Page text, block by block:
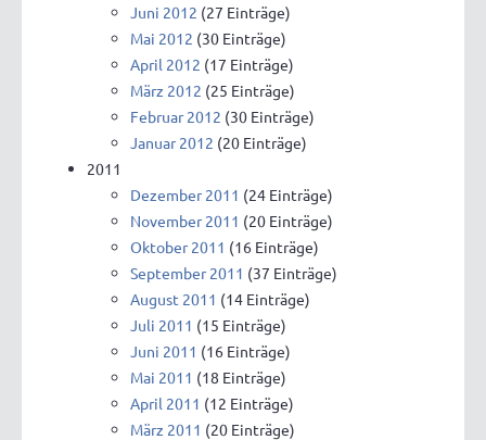
Juni 2012 (27 Einträge)
Mai 2012 (30 Einträge)
April 2012 (17 Einträge)
März 2012 (25 Einträge)
Februar 2012 (30 Einträge)
Januar 2012 (20 Einträge)
2011
Dezember 2011 (24 Einträge)
November 2011 (20 Einträge)
Oktober 2011 (16 Einträge)
September 2011 (37 Einträge)
August 2011 (14 Einträge)
Juli 2011 (15 Einträge)
Juni 2011 (16 Einträge)
Mai 2011 (18 Einträge)
April 2011 (12 Einträge)
März 2011 (20 Einträge)